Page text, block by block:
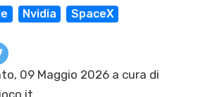
Nvidia SpaceX
09 Maggio 2026 a cura di